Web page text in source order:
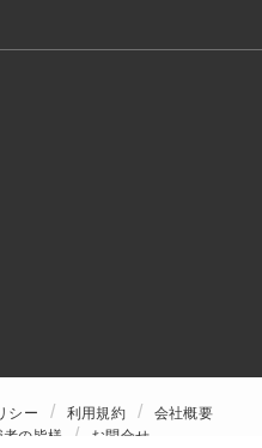
シー 利用規約
会社概要
の皆様 お問合せ